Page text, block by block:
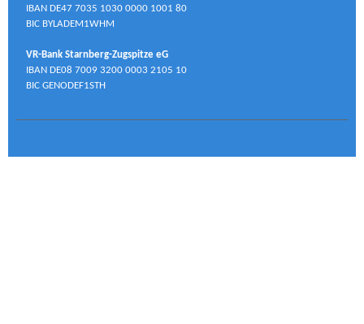
IBAN DE47 7035 1030 0000 1001 80
BIC BYLADEM1WHM
VR-Bank Starnberg-Zugspitze eG
IBAN DE08 7009 3200 0003 2105 10
BIC GENODEF1STH